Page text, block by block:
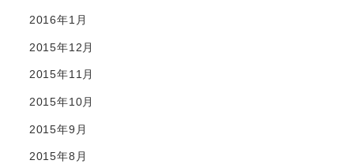
2016年1月
2015年12月
2015年11月
2015年10月
2015年9月
2015年8月